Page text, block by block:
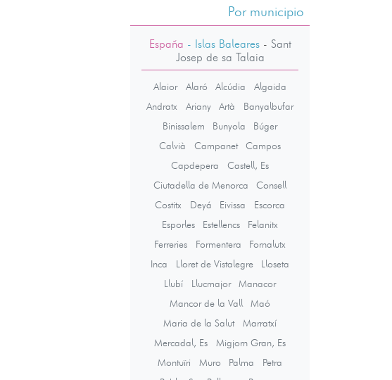
Por municipio
España - Islas Baleares- Sant
Josep de sa Talaia
Alaior Alaró Alcúdia
Algaida
Andratx
Ariany Artà
Banyalbufar
Binissalem
Bunyola
Búger
Calvià
Campanet
Campos
Capdepera
Castell, Es
Ciutadella de Menorca
Consell
Costitx
Deyá Eivissa
Escorca
Esporles
Estellencs
Felanitx
Ferreries
Formentera
Fornalutx
Inca
Lloret de Vistalegre
Lloseta
Llubí
Llucmajor
Manacor
Mancor de la Vall
Maó
Maria de la Salut
Marratxí
Mercadal, Es
Migjorn Gran, Es
Montuïri
Muro Palma
Petra